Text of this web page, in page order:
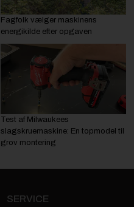
Fagfolk vælger maskinens
energikilde efter opgaven
Test af Milwaukees
slagskruemaskine: En topmodel til
grov montering
SERVICE